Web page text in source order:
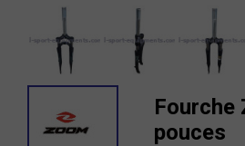
Fourche
pouces